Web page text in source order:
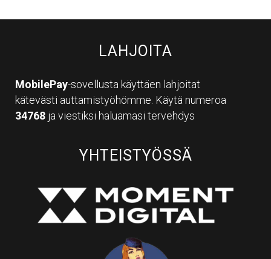
LAHJOITA
MobilePay-sovellusta käyttäen lahjoitat
kätevästi auttamistyöhömme. Käytä numeroa
34768 ja viestiksi haluamasi tervehdys
YHTEISTYÖSSÄ